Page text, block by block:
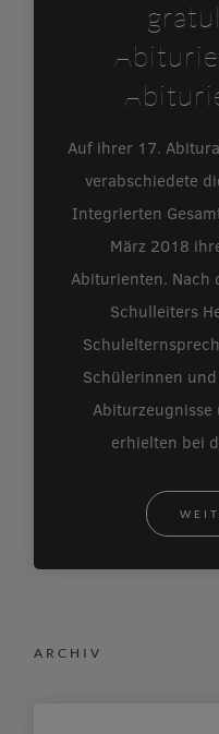
Auf ihrer 17.
verabschiedete
Integrierten
März 2018
Abiturienten. Nach
Schulleiters
Schülerinnen
erhielten bei
ARCHIV